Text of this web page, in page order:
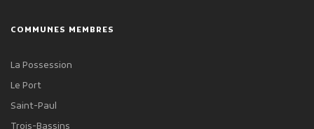
COMMUNES MEMBRES
La Possession
Le Port
Saint-Paul